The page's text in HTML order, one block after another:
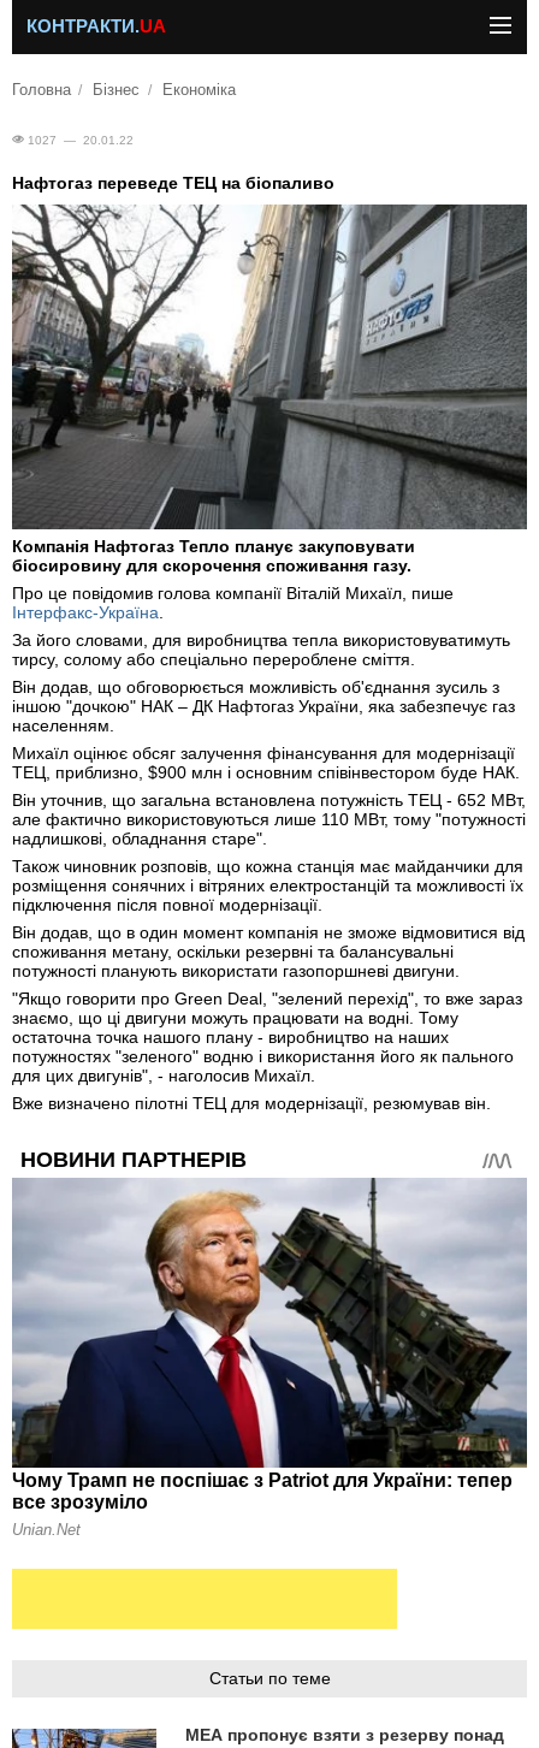
КОНТРАКТИ.UA
Головна Бізнес Економіка
1027 — 20.01.22
Нафтогаз переведе ТЕЦ на біопаливо
Компанія Нафтогаз Тепло планує закуповувати
біосировину для скорочення споживання газу.
Про це повідомив голова компанії Віталій Михаїл, пише
Інтерфакс-Україна
За його словами, для виробництва тепла використовуватимуть
тирсу, солому або спеціально перероблене сміття.
Він додав, що обговорюється можливість об'єднання зусиль з
іншою "дочкою" НАК – ДК Нафтогаз України, яка забезпечує газ
населенням.
Михаїл оцінює обсяг залучення фінансування для модернізації
ТЕЦ, приблизно, $900 млн і основним співінвестором буде НАК.
Він уточнив, що загальна встановлена потужність ТЕЦ - 652 МВт,
але фактично використовуються лише 110 МВт, тому "потужності
надлишкові, обладнання старе".
Також чиновник розповів, що кожна станція має майданчики для
розміщення сонячних і вітряних електростанцій та можливості їх
підключення після повної модернізації.
Він додав, що в один момент компанія не зможе відмовитися від
споживання метану, оскільки резервні та балансувальні
потужності планують використати газопоршневі двигуни.
"Якщо говорити про Green Deal, "зелений перехід", то вже зараз
знаємо, що ці двигуни можуть працювати на водні. Тому
остаточна точка нашого плану - виробництво на наших
потужностях "зеленого" водню і використання його як пального
для цих двигунів", - наголосив Михаїл.
Вже визначено пілотні ТЕЦ для модернізації, резюмував він.
Статьи по теме
МЕА пропонує взяти з резерву понад